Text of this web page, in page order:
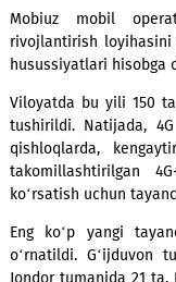
foizi qishloq
viloyatga,
markazlaridan biri
Mobiuz mobil
rivojlantirish
husussiyatlari
Viloyatda bu yili
tushirildi.
qishloqlarda,